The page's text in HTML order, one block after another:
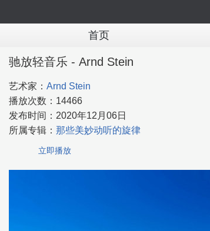
首页
驰放轻音乐 - Arnd Stein
艺术家： Arnd Stein
播放次数： 14466
发布时间： 2020年12月06日
所属专辑： 那些美妙动听的旋律
立即播放